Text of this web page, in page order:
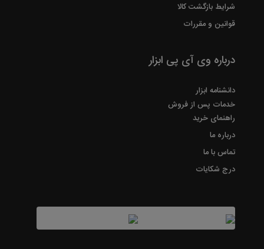
شرایط بازگشت کالا
قوانین و مقررات
درباره وی آی پی ابزار
دانشنامه ابزار
خدمات پس از فروش
راهنمای خرید
درباره ما
تماس با ما
درج شکایات